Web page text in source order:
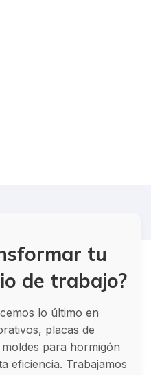
tu
de trabajo?
lo último en
placas de
para hormigón
eficiencia. Trabajamos